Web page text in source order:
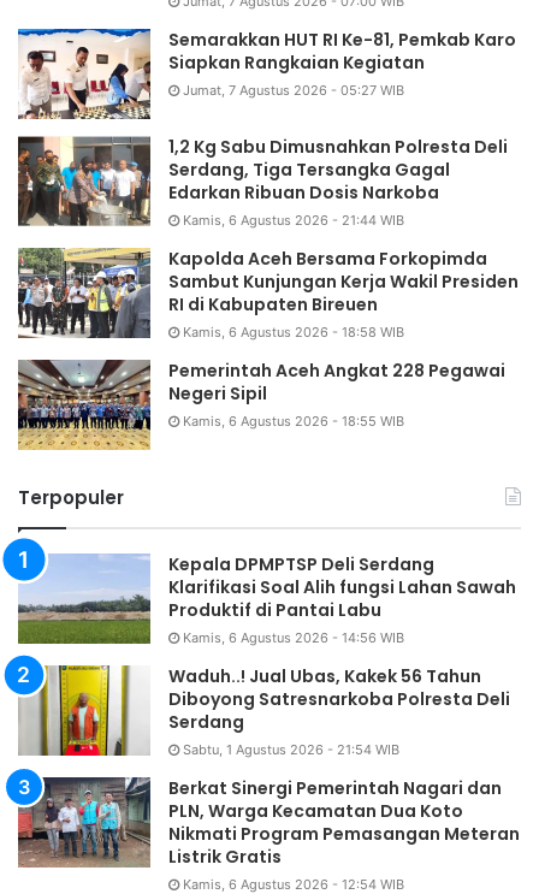
Semarakkan HUT RI Ke-81, Pemkab Karo
Siapkan Rangkaian Kegiatan
Jumat, 7 Agustus 2026 - 05:27 WIB
1,2 Kg Sabu Dimusnahkan Polresta Deli
Serdang, Tiga Tersangka Gagal
Edarkan Ribuan Dosis Narkoba
Kamis, 6 Agustus 2026 - 21:44 WIB
Kapolda Aceh Bersama Forkopimda
Sambut Kunjungan Kerja Wakil Presiden
RI di Kabupaten Bireuen
Kamis, 6 Agustus 2026 - 18:58 WIB
Pemerintah Aceh Angkat 228 Pegawai
Negeri Sipil
Kamis, 6 Agustus 2026 - 18:55 WIB
Terpopuler
Kepala DPMPTSP Deli Serdang
Klarifikasi Soal Alih fungsi Lahan Sawah
Produktif di Pantai Labu
Kamis, 6 Agustus 2026 - 14:56 WIB
Waduh..! Jual Ubas, Kakek 56 Tahun
Diboyong Satresnarkoba Polresta Deli
Serdang
Sabtu, 1 Agustus 2026 - 21:54 WIB
Berkat Sinergi Pemerintah Nagari dan
PLN, Warga Kecamatan Dua Koto
Nikmati Program Pemasangan Meteran
Listrik Gratis
Kamis, 6 Agustus 2026 - 12:54 WIB